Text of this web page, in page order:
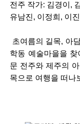
전주 작가: 김경이,
유남진, 이정희, 이
초여름의 길목, 아
학동 예술마을을
문 전주와 제주의
목으로 여행을 떠나